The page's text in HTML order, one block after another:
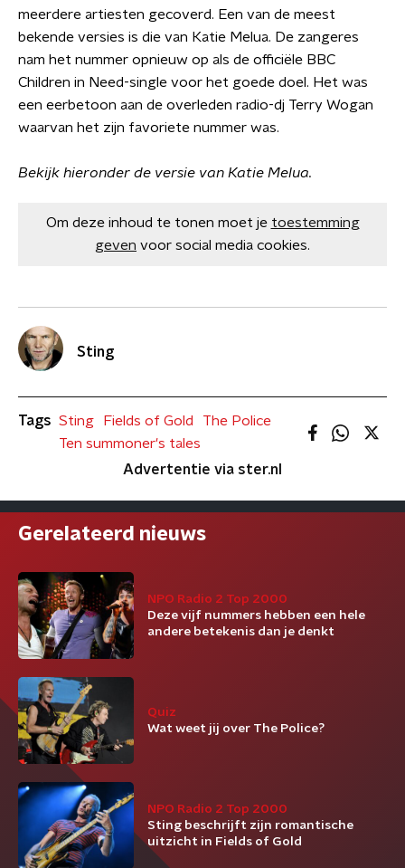
meerdere artiesten gecoverd. Een van de meest
bekende versies is die van Katie Melua. De zangeres
nam het nummer opnieuw op als de officiële BBC
Children in Need-single voor het goede doel. Het was
een eerbetoon aan de overleden radio-dj Terry Wogan
waarvan het zijn favoriete nummer was.
Bekijk hieronder de versie van Katie Melua.
Om deze inhoud te tonen moet je toestemming
geven voor social media cookies.
Sting
Tags Sting Fields of Gold
The Police
Ten summoner's tales
Advertentie via ster.nl
Gerelateerd nieuws
NPO Radio 2 Top 2000
Deze vijf nummers hebben een hele
andere betekenis dan je denkt
Quiz
Wat weet jij over The Police?
NPO Radio 2 Top 2000
Sting beschrijft zijn romantische
uitzicht in Fields of Gold